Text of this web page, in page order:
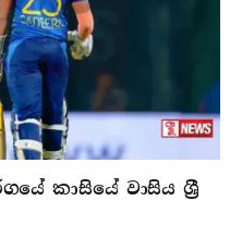
කාසියේ වාසිය ශ්‍රී